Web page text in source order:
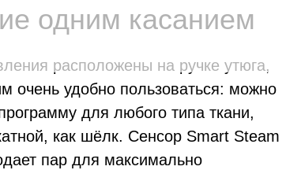
одним касанием
расположены на ручке утюга,
очень удобно пользоваться: можно
для любого типа ткани,
как шёлк. Сенсор Smart Steam
пар для максимально